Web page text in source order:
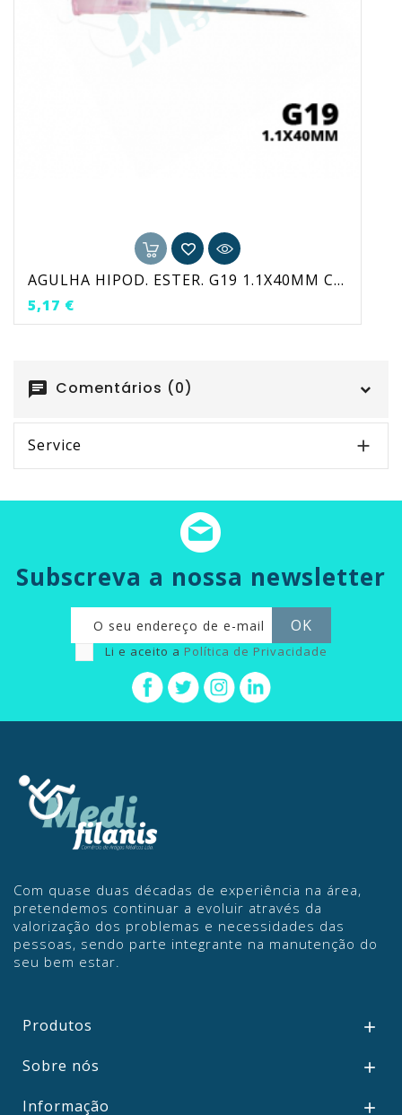
AGULHA HIPOD. ESTER. G19 1.1X40MM CX100
5,17 €
chat Comentários (0)
Service 
Subscreva a nossa newsletter
Li e aceito a Política de Privacidade
Com quase duas décadas de experiência na área,
pretendemos continuar a evoluir através da
valorização dos problemas e necessidades das
pessoas, sendo parte integrante na manutenção do
seu bem estar.
Produtos 
Sobre nós 
Informação 